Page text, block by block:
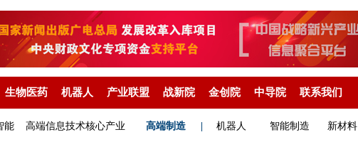
生物医药 机器人 产业联盟 战新院 金创院 中导院 联系我们
能 高端信息技术核心产业 高端制造 机器人 智能制造 新材料